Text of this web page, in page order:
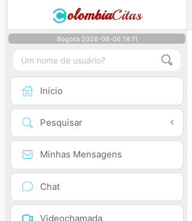
olombiaCitas
Bogota 2026-08-06 14:11
Início
Pesquisar
Minhas Mensagens
Chat
Videochamada